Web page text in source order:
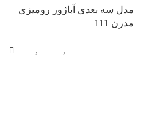
مدل سه بعدی آباژور رومیزی
مدرن 111
,
,